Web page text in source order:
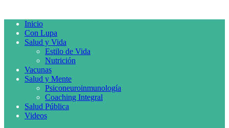
Inicio
Con Lupa
Salud y Vida
Estilo de Vida
Nutrición
Vacunas
Salud y Mente
Psiconeuroinmunología
Coaching Integral
Salud Pública
Videos